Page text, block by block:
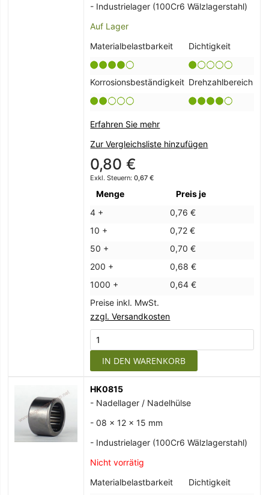
- Industrielager (100Cr6 Wälzlagerstahl)
Auf Lager
Materialbelastbarkeit
Dichtigkeit
Korrosionsbeständigkeit Drehzahlbereich
Erfahren Sie mehr
Zur Vergleichsliste hinzufügen
0,80 €
0,67 €
Menge
Preis je
4 +
0,76 €
10 +
0,72 €
50 +
0,70 €
200 +
0,68 €
1000 +
0,64 €
Preise inkl. MwSt.
zzgl. Versandkosten
IN DEN WARENKORB
HK0815
- Nadellager / Nadelhülse
- 08 x 12 x 15 mm
- Industrielager (100Cr6 Wälzlagerstahl)
Nicht vorrätig
Materialbelastbarkeit
Dichtigkeit